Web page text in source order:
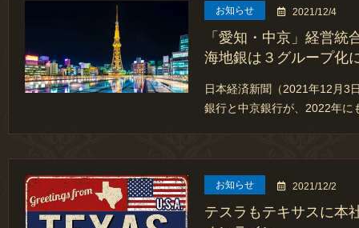
お知らせ 2021/12/4
「愛知・中京」経営統
海地銀は３グループ化
日本経済新聞（2021年12月3
銀行と中京銀行が、2022年
お知らせ 2021/12/2
テスラもテキサスに本